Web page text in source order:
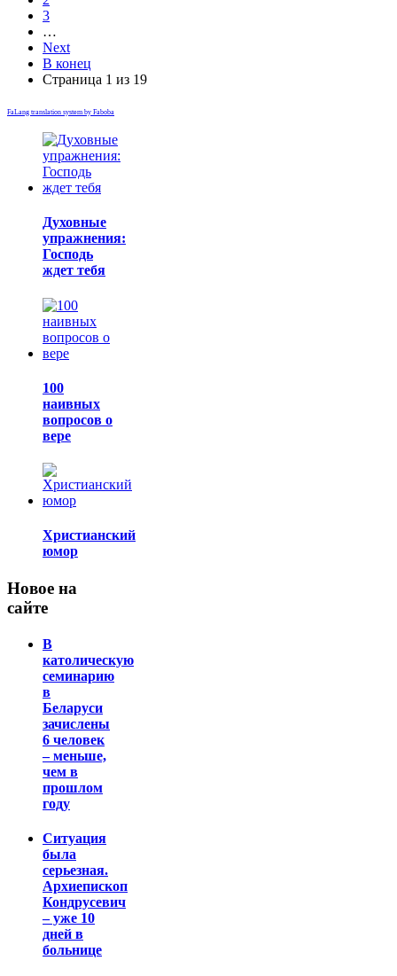
3
…
Next
В конец
Страница 1 из 19
FaLang translation system by Faboba
Духовные
упражнения:
Господь
ждет тебя
100
наивных
вопросов о
вере
Христианский
юмор
Новое на
сайте
В
католическую
семинарию
в
Беларуси
зачислены
6 человек
– меньше,
чем в
прошлом
году
Ситуация
была
серьезная.
Архиепископ
Кондрусевич
– уже 10
дней в
больнице